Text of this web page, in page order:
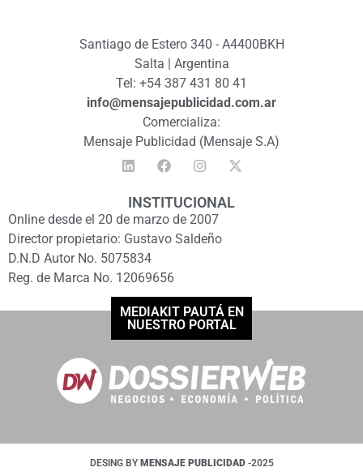
Santiago de Estero 340 - A4400BKH
Salta | Argentina
Tel: +54 387 431 80 41
info@mensajepublicidad.com.ar
Comercializa:
Mensaje Publicidad (Mensaje S.A)
INSTITUCIONAL
Online desde el 20 de marzo de 2007
Director propietario: Gustavo Saldeño
D.N.D Autor No. 5075834
Reg. de Marca No. 12069656
MEDIAKIT PAUTÁ EN
NUESTRO PORTAL
DESING BY MENSAJE PUBLICIDAD -2025